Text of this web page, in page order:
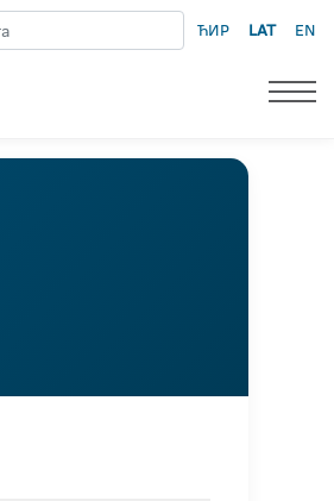
ЋИР LAT EN